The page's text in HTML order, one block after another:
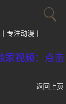
专注动漫
家视频：点击
返回上页